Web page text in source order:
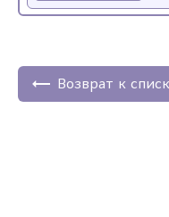
4 (официальный
+7 (812) 770-04-67
Возврат к